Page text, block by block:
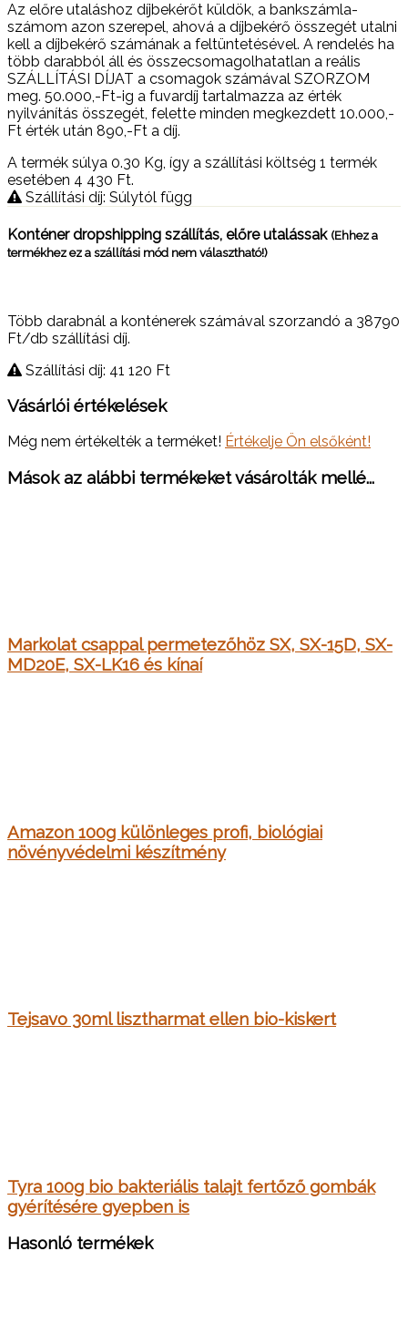
Az előre utaláshoz díjbekérőt küldök, a bankszámla-
számom azon szerepel, ahová a díjbekérő összegét utalni
kell a díjbekérő számának a feltüntetésével. A rendelés ha
több darabból áll és összecsomagolhatatlan a reális
SZÁLLÍTÁSI DÍJAT a csomagok számával SZORZOM
meg. 50.000,-Ft-ig a fuvardíj tartalmazza az érték
nyilvánítás összegét, felette minden megkezdett 10.000,-
Ft érték után 890,-Ft a díj.
A termék súlya 0.30 Kg, így a szállítási költség 1 termék
esetében 4 430 Ft.
Szállítási díj: Súlytól függ
Konténer dropshipping szállítás, előre utalássak (Ehhez a
termékhez ez a szállítási mód nem választható!)
Több darabnál a konténerek számával szorzandó a 38790
Ft/db szállítási díj.
Szállítási díj: 41 120 Ft
Vásárlói értékelések
Még nem értékelték a terméket! Értékelje Ön elsőként!
Mások az alábbi termékeket vásárolták mellé...
Markolat csappal permetezőhöz SX, SX-15D, SX-
MD20E, SX-LK16 és kínaí
Amazon 100g különleges profi, biológiai
növényvédelmi készítmény
Tejsavo 30ml lisztharmat ellen bio-kiskert
Tyra 100g bio bakteriális talajt fertőző gombák
gyérítésére gyepben is
Hasonló termékek